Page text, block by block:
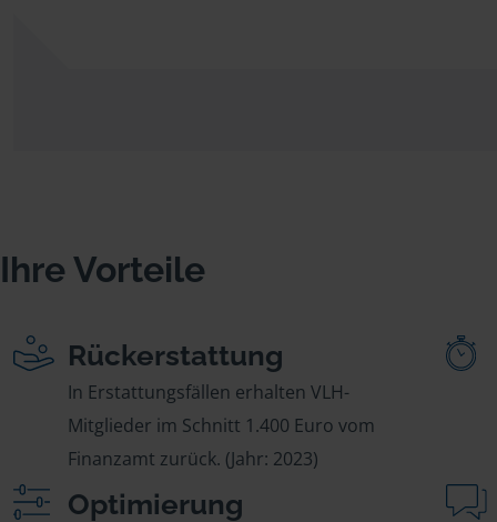
Ihre Vorteile
Rückerstattung
In Erstattungsfällen erhalten VLH-
Mitglieder im Schnitt 1.400 Euro vom
Finanzamt zurück. (Jahr: 2023)
Optimierung